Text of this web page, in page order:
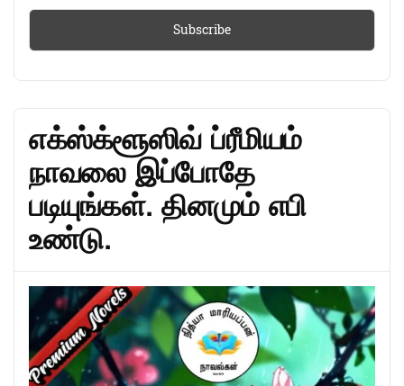
எக்ஸ்க்ளூஸிவ் ப்ரீமியம்
நாவலை இப்போதே
படியுங்கள். தினமும் எபி
உண்டு.